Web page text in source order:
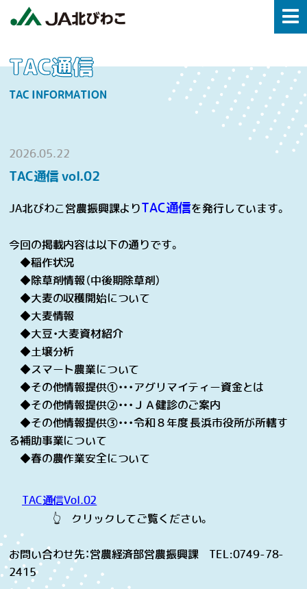
TAC通信
TAC INFORMATION
2026.05.22
TAC通信 vol.02
JA北びわこ営農振興課よりTAC通信を発行しています。
今回の掲載内容は以下の通りです。
◆稲作状況
◆除草剤情報（中後期除草剤）
◆大麦の収穫開始について
◆大麦情報
◆大豆・大麦資材紹介
◆土壌分析
◆スマート農業について
◆その他情報提供①・・・アグリマイティー資金とは
◆その他情報提供②・・・ＪＡ健診のご案内
◆その他情報提供③・・・令和８年度 長浜市役所が所轄す
る補助事業について
◆春の農作業安全について
TAC通信Vol.02
👆 クリックしてご覧ください。
お問い合わせ先：営農経済部営農振興課 TEL:0749-78-
2415